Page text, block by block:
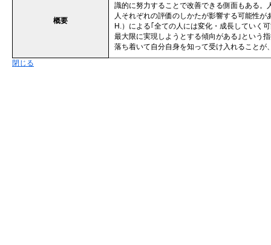
概要
識的に努力することで改善できる側面もある。
人それぞれの評価のしかたが影響する可能性
H.）による｢全ての人には変化・成長していく
最大限に実現しようとする傾向がある｣という
落ち着いて自分自身を知って受け入れることが
閉じる